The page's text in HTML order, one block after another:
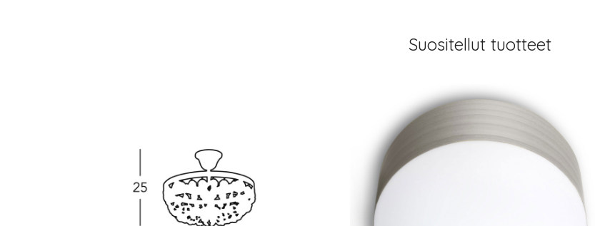
Suositellut tuotteet